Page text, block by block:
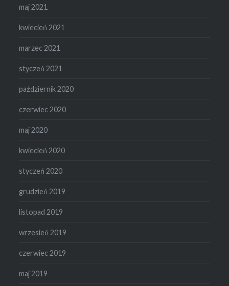
maj 2021
kwiecień 2021
marzec 2021
styczeń 2021
październik 2020
czerwiec 2020
maj 2020
kwiecień 2020
styczeń 2020
grudzień 2019
listopad 2019
wrzesień 2019
czerwiec 2019
maj 2019